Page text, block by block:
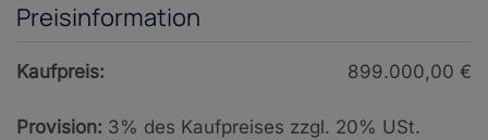
Preisinformation
Kaufpreis: 899.000,00 €
Provision: 3% des Kaufpreises zzgl. 20% USt.